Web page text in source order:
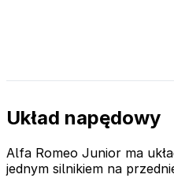
Układ napędowy
Alfa Romeo Junior ma
jednym silnikiem na